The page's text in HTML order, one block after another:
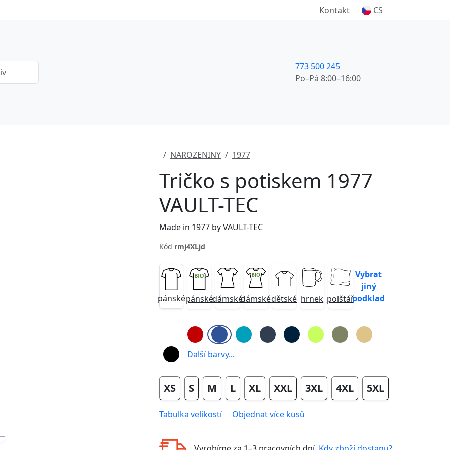
Kontakt CS
773 500 245
Po–Pá 8:00–16:00
NAROZENINY 1977
Tričko s potiskem 1977
VAULT-TEC
Made in 1977 by VAULT-TEC
Kód rmj4XLjd
pánsképánskédámskédámskédětské hrnek polštář
Vybrat
jiný
podklad
Další barvy...
XS S M L XL XXL 3XL 4XL 5XL
Tabulka velikostí Objednat více kusů